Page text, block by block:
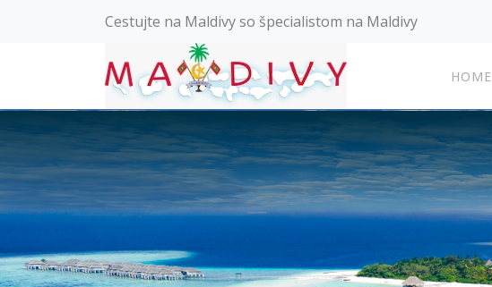
Cestujte na Maldivy so špecialistom na Maldivy
HOME